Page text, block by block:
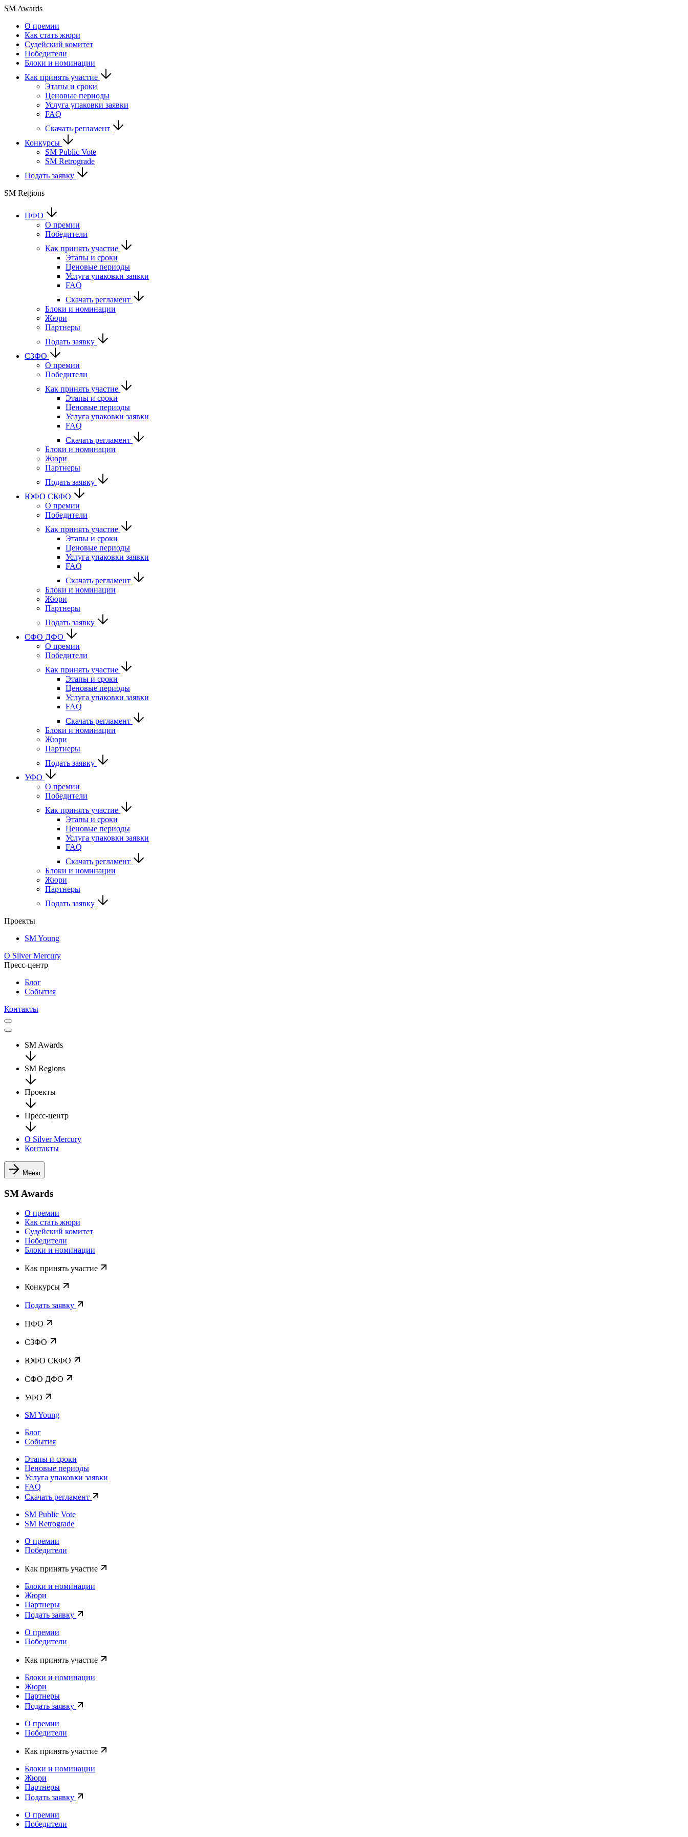
SM Awards
О премии
Как стать жюри
Судейский комитет
Победители
Блоки и номинации
Как принять участие
Этапы и сроки
Ценовые периоды
Услуга упаковки заявки
FAQ
Скачать регламент
Конкурсы
SM Public Vote
SM Retrograde
Подать заявку
SM Regions
ПФО
О премии
Победители
Как принять участие
Этапы и сроки
Ценовые периоды
Услуга упаковки заявки
FAQ
Скачать регламент
Блоки и номинации
Жюри
Партнеры
Подать заявку
СЗФО
О премии
Победители
Как принять участие
Этапы и сроки
Ценовые периоды
Услуга упаковки заявки
FAQ
Скачать регламент
Блоки и номинации
Жюри
Партнеры
Подать заявку
ЮФО СКФО
О премии
Победители
Как принять участие
Этапы и сроки
Ценовые периоды
Услуга упаковки заявки
FAQ
Скачать регламент
Блоки и номинации
Жюри
Партнеры
Подать заявку
CФО ДФО
О премии
Победители
Как принять участие
Этапы и сроки
Ценовые периоды
Услуга упаковки заявки
FAQ
Скачать регламент
Блоки и номинации
Жюри
Партнеры
Подать заявку
УФО
О премии
Победители
Как принять участие
Этапы и сроки
Ценовые периоды
Услуга упаковки заявки
FAQ
Скачать регламент
Блоки и номинации
Жюри
Партнеры
Подать заявку
Проекты
SM Young
О Silver Mercury
Пресс-центр
Блог
События
Контакты
SM Awards
SM Regions
Проекты
Пресс-центр
О Silver Mercury
Контакты
Меню
SM Awards
О премии
Как стать жюри
Судейский комитет
Победители
Блоки и номинации
Как принять участие
Конкурсы
Подать заявку
ПФО
СЗФО
ЮФО СКФО
CФО ДФО
УФО
SM Young
Блог
События
Этапы и сроки
Ценовые периоды
Услуга упаковки заявки
FAQ
Скачать регламент
SM Public Vote
SM Retrograde
О премии
Победители
Как принять участие
Блоки и номинации
Жюри
Партнеры
Подать заявку
О премии
Победители
Как принять участие
Блоки и номинации
Жюри
Партнеры
Подать заявку
О премии
Победители
Как принять участие
Блоки и номинации
Жюри
Партнеры
Подать заявку
О премии
Победители